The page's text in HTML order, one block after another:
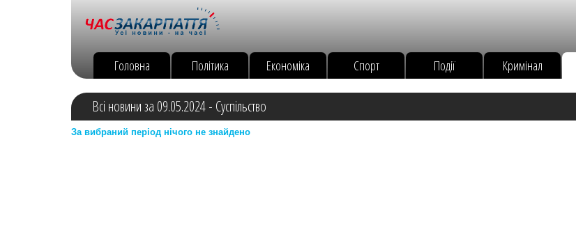
Головна Політика Економіка Спорт Події Кримінал
Всі новини за 09.05.2024 - Суспільство
За вибраний період нічого не знайдено